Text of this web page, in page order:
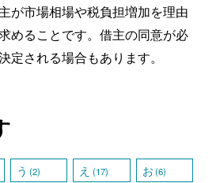
が市場相場や税負担増加を理由
めることです。借主の同意が必
定される場合もあります。
う (2) え (17) お (6)